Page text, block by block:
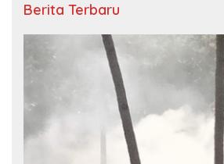
Berita Terbaru